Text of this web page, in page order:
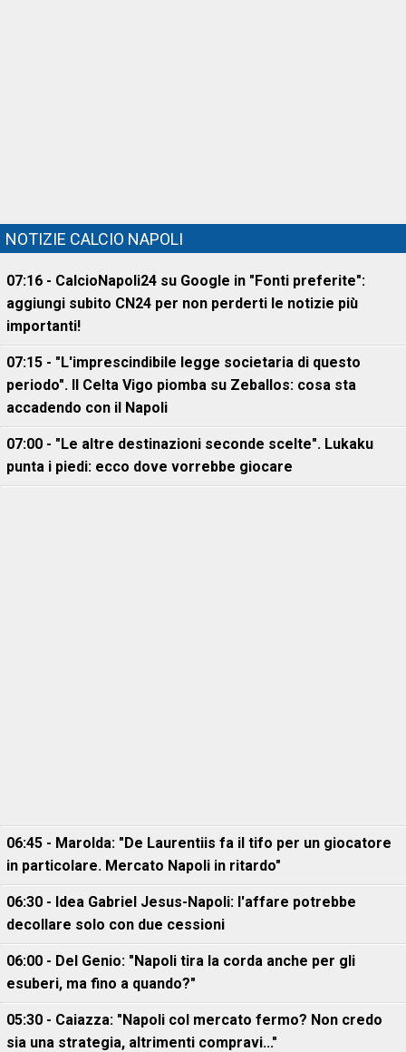
NOTIZIE CALCIO NAPOLI
07:16 - CalcioNapoli24 su Google in "Fonti preferite":
aggiungi subito CN24 per non perderti le notizie più
importanti!
07:15 - "L'imprescindibile legge societaria di questo
periodo". Il Celta Vigo piomba su Zeballos: cosa sta
accadendo con il Napoli
07:00 - "Le altre destinazioni seconde scelte". Lukaku
punta i piedi: ecco dove vorrebbe giocare
06:45 - Marolda: "De Laurentiis fa il tifo per un giocatore
in particolare. Mercato Napoli in ritardo"
06:30 - Idea Gabriel Jesus-Napoli: l'affare potrebbe
decollare solo con due cessioni
06:00 - Del Genio: "Napoli tira la corda anche per gli
esuberi, ma fino a quando?"
05:30 - Caiazza: "Napoli col mercato fermo? Non credo
sia una strategia, altrimenti compravi..."